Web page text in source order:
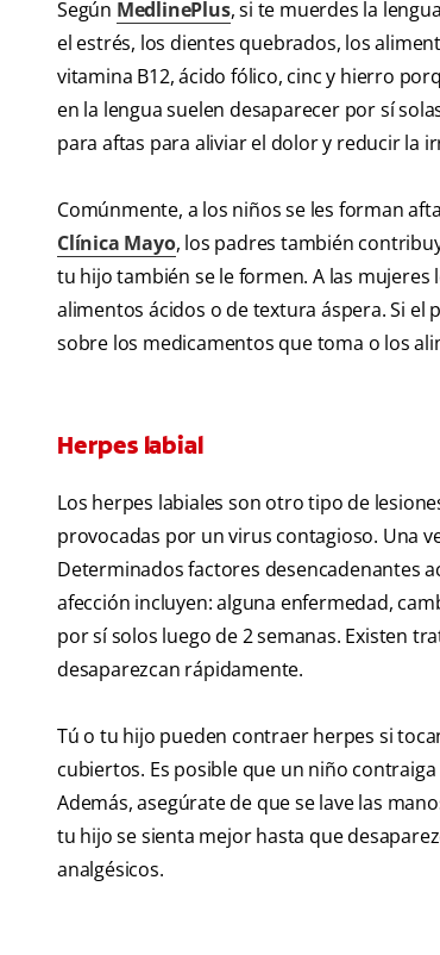
Según MedlinePlus, si te muerdes la
el estrés, los dientes quebrados, los
vitamina B12, ácido fólico, cinc y hierro
en la lengua suelen desaparecer por sí
para aftas para aliviar el dolor y reducir la
Comúnmente, a los niños se les forman
Clínica Mayo, los padres también
tu hijo también se le formen. A las
alimentos ácidos o de textura áspera. Si
sobre los medicamentos que toma o los
Herpes labial
Los herpes labiales son otro tipo de
provocadas por un virus contagioso. Una
Determinados factores desencadenantes
afección incluyen: alguna enfermedad,
por sí solos luego de 2 semanas. Existen
desaparezcan rápidamente.
Tú o tu hijo pueden contraer herpes si
cubiertos. Es posible que un niño
Además, asegúrate de que se lave las
tu hijo se sienta mejor hasta que
analgésicos.